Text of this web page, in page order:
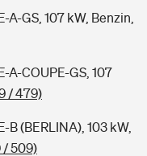
GS, 107 kW, Benzin,
A-COUPE-GS, 107
/ 479)
(BERLINA), 103 kW,
/ 509)